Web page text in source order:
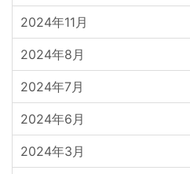
2024年11月
2024年8月
2024年7月
2024年6月
2024年3月